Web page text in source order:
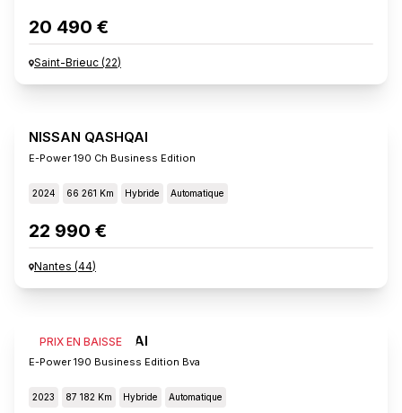
20 490 €
Saint-Brieuc (22)
NISSAN QASHQAI
E-Power 190 Ch Business Edition
2024 66 261 Km Hybride Automatique
22 990 €
Nantes (44)
PRIX EN BAISSE
NISSAN QASHQAI
E-Power 190 Business Edition Bva
2023 87 182 Km Hybride Automatique